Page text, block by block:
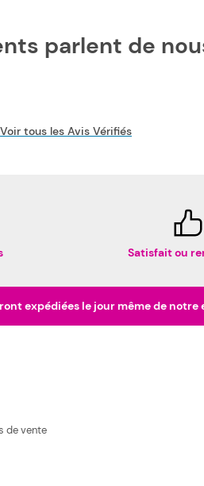
parlent de
Voir tous les Avis Vérifiés
Satisfait ou
expédiées le jour même de
de vente